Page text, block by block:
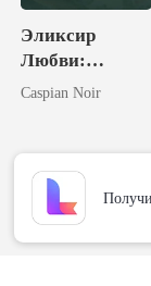
Эликсир
Любви:
Спасение
Caspian Noir